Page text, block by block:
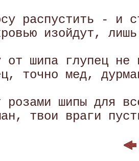
распустить - и
изойдут,
от шипа глупец не
точно мед,
розами шипы для